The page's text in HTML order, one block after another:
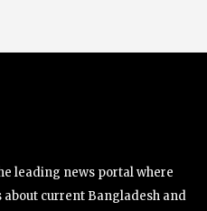
leading news portal where
current Bangladesh and